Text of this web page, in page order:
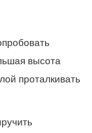
высота
проталкивать